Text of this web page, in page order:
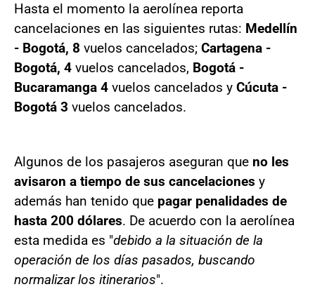
Hasta el momento la aerolínea reporta
cancelaciones en las siguientes rutas: Medellín
- Bogotá, 8 vuelos cancelados; Cartagena -
Bogotá, 4 vuelos cancelados, Bogotá -
Bucaramanga 4 vuelos cancelados y Cúcuta -
Bogotá 3 vuelos cancelados.
Algunos de los pasajeros aseguran que no les
avisaron a tiempo de sus cancelaciones y
además han tenido que pagar penalidades de
hasta 200 dólares. De acuerdo con la aerolínea
esta medida es "debido a la situación de la
operación de los días pasados, buscando
normalizar los itinerarios".